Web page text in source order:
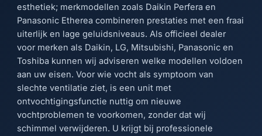
esthetiek; merkmodellen zoals Daikin Perfera en
Panasonic Etherea combineren prestaties met een fraai
uiterlijk en lage geluidsniveaus. Als officieel dealer
voor merken als Daikin, LG, Mitsubishi, Panasonic en
Toshiba kunnen wij adviseren welke modellen voldoen
aan uw eisen. Voor wie vocht als symptoom van
slechte ventilatie ziet, is een unit met
ontvochtigingsfunctie nuttig om nieuwe
vochtproblemen te voorkomen, zonder dat wij
schimmel verwijderen. U krijgt bij professionele